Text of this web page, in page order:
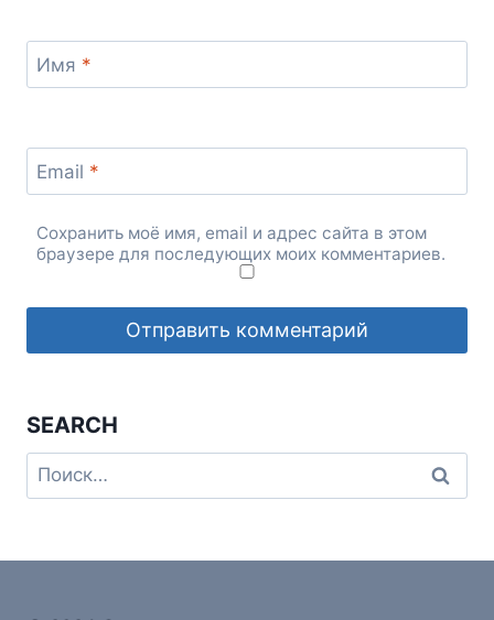
Имя *
Email *
Сохранить моё имя, email и адрес сайта в этом
браузере для последующих моих комментариев.
SEARCH
Найти: